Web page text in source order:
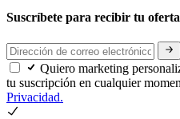
Suscríbete para recibir tu
Quiero marketing
tu suscripción en cualquier
Privacidad.